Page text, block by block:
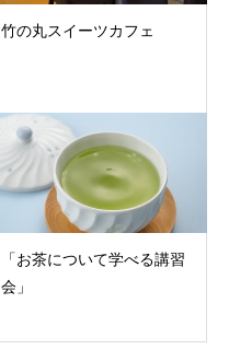
竹の丸スイーツカフェ
「お茶について学べる講習
会」